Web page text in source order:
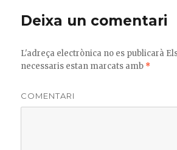
o
o
k
te
ix
Deixa un comentari
L'adreça electrònica no es publicarà
necessaris estan marcats amb *
COMENTARI